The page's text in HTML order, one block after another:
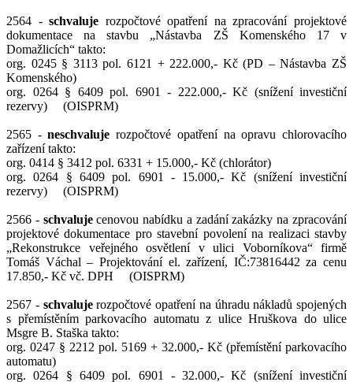
2564 -schvaluje rozpočtové opatření na zpracování projektové
dokumentace na stavbu „Nástavba ZŠ Komenského 17 v
Domažlicích“ takto:
org. 0245 § 3113 pol. 6121 + 222.000,- Kč (PD – Nástavba ZŠ
Komenského)
org. 0264 § 6409 pol. 6901 - 222.000,- Kč (snížení investiční
rezervy) (OISPRM)
2565 -neschvalujerozpočtové opatření na opravu chlorovacího
zařízení takto:
org. 0414 § 3412 pol. 6331 + 15.000,- Kč (chlorátor)
org. 0264 § 6409 pol. 6901 - 15.000,- Kč (snížení investiční
rezervy) (OISPRM)
2566 -schvalujecenovou nabídku a zadání zakázky na zpracování
projektové dokumentace pro stavební povolení na realizaci stavby
„Rekonstrukce veřejného osvětlení v ulici Voborníkova“ firmě
Tomáš Váchal – Projektování el. zařízení, IČ:73816442 za cenu
17.850,- Kč vč. DPH (OISPRM)
2567 -schvalujerozpočtové opatření na úhradu nákladů spojených
s přemístěním parkovacího automatu z ulice Hruškova do ulice
Msgre B. Staška takto:
org. 0247 § 2212 pol. 5169 + 32.000,- Kč (přemístění parkovacího
automatu)
org. 0264 § 6409 pol. 6901 - 32.000,- Kč (snížení investiční